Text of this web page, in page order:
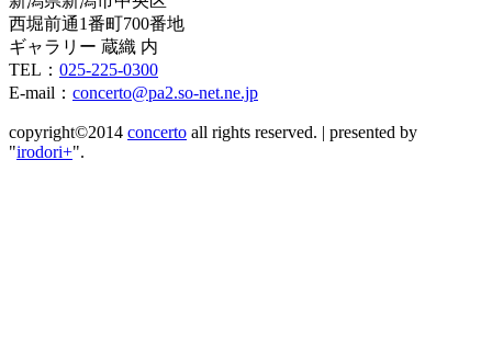
西堀前通1番町700番地
ギャラリー 蔵織 内
TEL： 025-225-0300
E-mail： concerto@pa2.so-net.ne.jp
copyright©2014 concerto all rights reserved. | presented by
"irodori+".